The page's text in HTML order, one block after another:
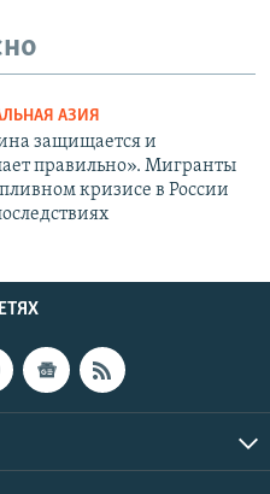
АЗИЯ
защищается и
правильно». Мигранты
кризисе в России